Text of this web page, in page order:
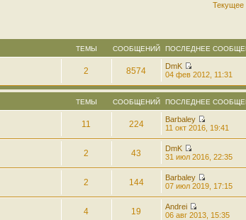
Текущее
ТЕМЫ СООБЩЕНИЙ ПОСЛЕДНЕЕ
2 8574
DmK
04 фев 2012, 11:31
ТЕМЫ СООБЩЕНИЙ ПОСЛЕДНЕЕ
11 224
Barbaley
11 окт 2016, 19:41
2 43
DmK
31 июл 2016, 22:35
2 144
Barbaley
07 июл 2019, 17:15
4 19
Andrei
06 авг 2013, 15:35